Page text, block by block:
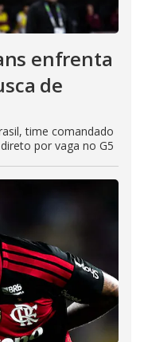
enfrenta
de
time comandado
por vaga no G5